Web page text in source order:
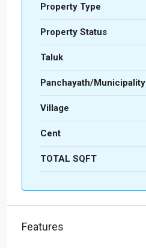
Property Type
Property Status
Taluk
Panchayath/Municipality
Village
Cent
TOTAL SQFT
Features